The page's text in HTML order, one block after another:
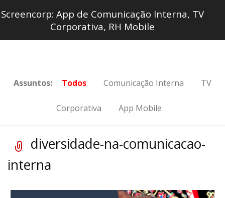
Screencorp: App de Comunicação Interna, TV
Corporativa, RH Mobile
Assuntos: Todos Comunicação Interna TV
Corporativa App Mobile
diversidade-na-comunicacao-
interna